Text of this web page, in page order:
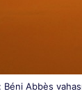
Béni Abbès